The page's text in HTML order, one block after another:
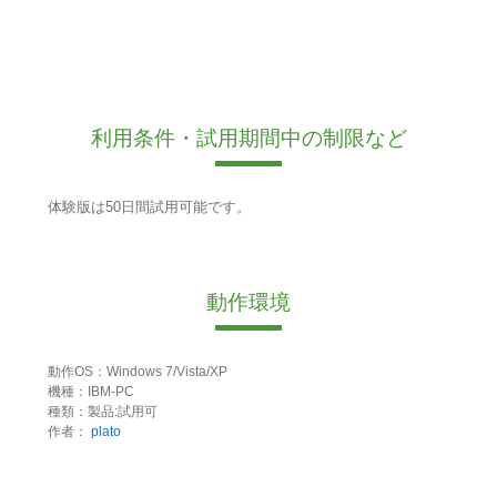
利用条件・試用期間中の制限など
体験版は50日間試用可能です。
動作環境
動作OS：Windows 7/Vista/XP
機種：IBM-PC
種類：製品:試用可
作者： plato